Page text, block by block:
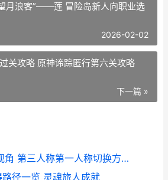
月浪客”——莲 冒险岛新人向职业选
2026-02-02
关攻略 原神谛踪匿行第六关攻略
下一篇 »
远光84怎么切换视角 第三人称第一人称切换方法 远光84怎么切换第三人称
径一览 灵魂旅人成就